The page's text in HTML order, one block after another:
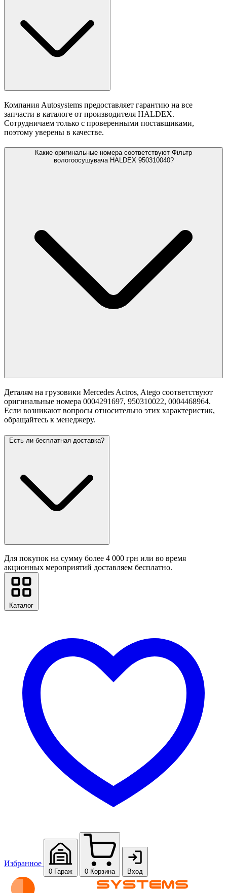
Компания Autosystems предоставляет гарантию на все
запчасти в каталоге от производителя HALDEX.
Сотрудничаем только с проверенными поставщиками,
поэтому уверены в качестве.
Какие оригинальные номера соответствуют Фільтр
вологоосушувача HALDEX 950310040?
Деталям на грузовики Mercedes Actros, Atego соответствуют
оригинальные номера 0004291697, 950310022, 0004468964.
Если возникают вопросы относительно этих характеристик,
обращайтесь к менеджеру.
Есть ли бесплатная доставка?
Для покупок на сумму более 4 000 грн или во время
акционных мероприятий доставляем бесплатно.
Каталог
Избранное
0 Гараж 0 Корзина Вход